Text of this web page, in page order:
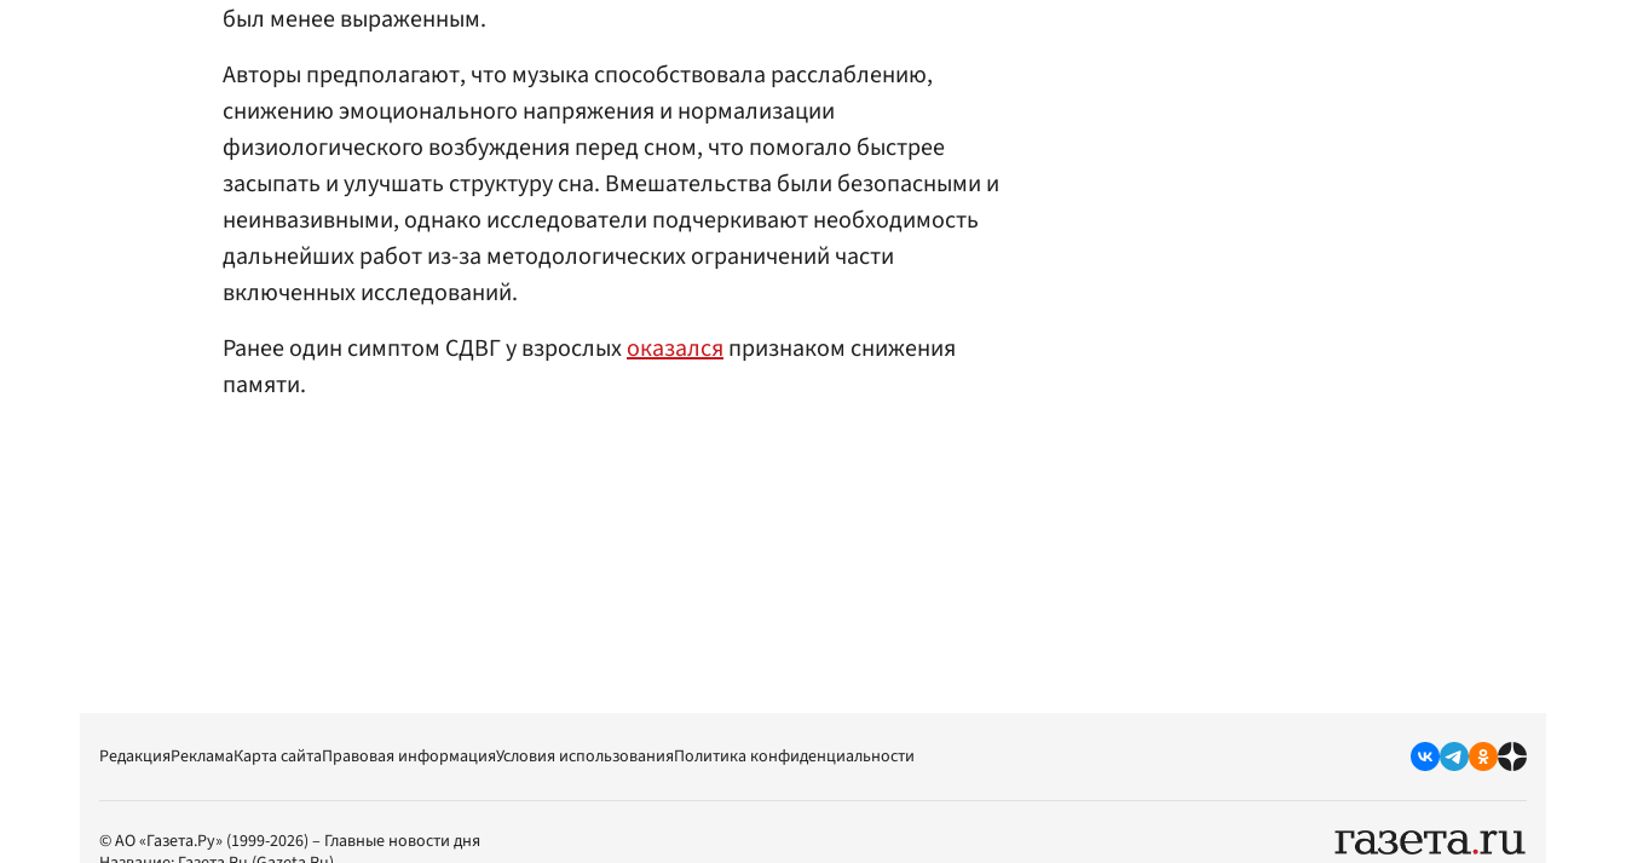
был менее выраженным.
Авторы предполагают, что музыка способствовала расслаблению,
снижению эмоционального напряжения и нормализации
физиологического возбуждения перед сном, что помогало быстрее
засыпать и улучшать структуру сна. Вмешательства были безопасными и
неинвазивными, однако исследователи подчеркивают необходимость
дальнейших работ из-за методологических ограничений части
включенных исследований.
Ранее один симптом СДВГ у взрослыхоказалсяпризнаком снижения
памяти.
РедакцияРекламаКарта сайтаПравовая информацияУсловия использованияПолитика конфиденциальности
© АО «Газета.Ру» (1999-2026) – Главные новости дня